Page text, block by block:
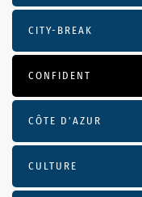
CITY-BREAK
CONFIDENT
CÔTE D’AZUR
CULTURE